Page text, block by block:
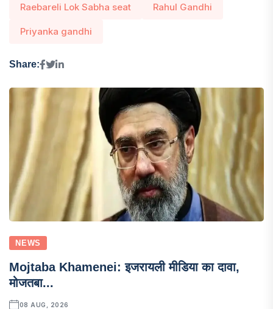
Raebareli Lok Sabha seat Rahul Gandhi
Priyanka gandhi
Share:
NEWS
Mojtaba Khamenei: इजरायली मीडिया का दावा,
मोजतबा...
08 AUG, 2026